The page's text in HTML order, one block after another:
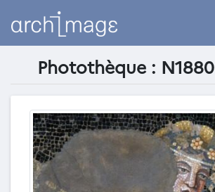
Photothèque : N1880